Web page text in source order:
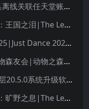
Linkalho工具离线关联任天堂账户教程
塞尔达传说：王国之泪|The Legend of Zelda: Tears of the Kingdom中文
舞力全开2025|Just Dance 2025中文
集合啦！动物森友会|动物之森|Animal Crossing: New Horizons中文
Switch大气层20.5.0系统升级软硬破通用教程
塞尔达传说：旷野之息|The Legend of Zelda: Breath of the Wild中文